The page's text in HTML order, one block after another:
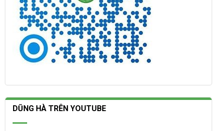
DŨNG HÀ TRÊN YOUTUBE